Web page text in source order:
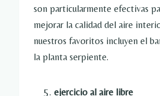
son particularmente efectivas
mejorar la calidad del aire
nuestros favoritos incluyen el
la planta serpiente.
ejercicio al aire libre